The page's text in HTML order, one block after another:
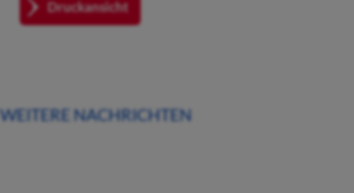
Druckansicht
WEITERE NACHRICHTEN